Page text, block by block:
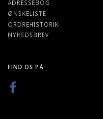
ADRESSEBOG
ØNSKELISTE
ORDREHISTORIK
NYHEDSBREV
FIND OS PÅ